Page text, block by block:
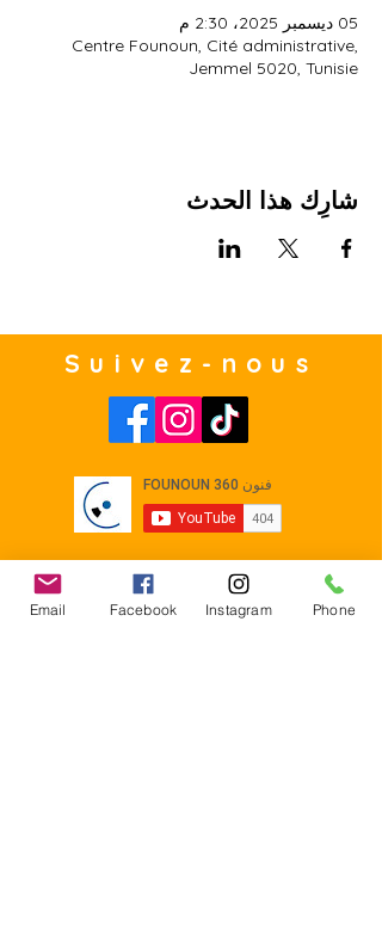
05 ديسمبر 2025، 2:30 م
Centre Founoun, Cité administrative,
Jemmel 5020, Tunisie
شارِك هذا الحدث
Suivez-nous
Email Facebook Instagram Phone